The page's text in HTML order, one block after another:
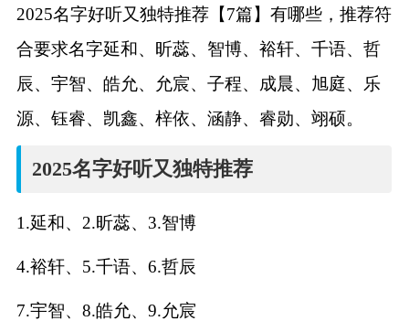
名
名
2025名字好听又独特推荐【7篇】有哪些，推荐符
合要求名字延和、昕蕊、智博、裕轩、千语、哲
辰、宇智、皓允、允宸、子程、成晨、旭庭、乐
源、钰睿、凯鑫、梓依、涵静、睿勋、翊硕。
2025名字好听又独特推荐
1.延和、2.昕蕊、3.智博
4.裕轩、5.千语、6.哲辰
7.宇智、8.皓允、9.允宸